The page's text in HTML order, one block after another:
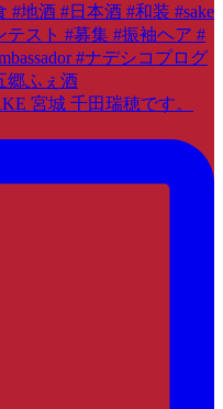
宮城 千田瑞穂です。